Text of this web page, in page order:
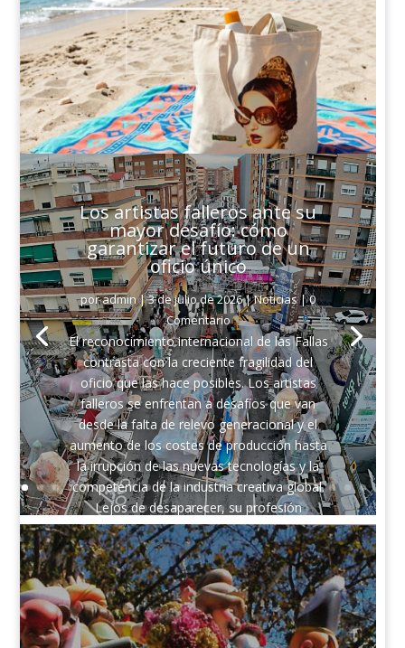
Los artistas falleros ante su
mayor desafío: cómo
garantizar el futuro de un
oficio único
poradmin|3 de julio de 2026|Noticias| 0
Comentario
El reconocimiento internacional de las Fallas
contrasta con la creciente fragilidad del
oficio que las hace posibles. Los artistas
falleros se enfrentan a desafíos que van
desde la falta de relevo generacional y el
aumento de los costes de producción hasta
la irrupción de las nuevas tecnologías y la
competencia de la industria creativa global.
Lejos de desaparecer, su profesión
evoluciona hacia un perfil que combina
artesanía, diseño, gestión, innovación y
conocimiento digital. Sin embargo, la
supervivencia del sector dependerá de su
capacidad para integrar tradición y
tecnología, diversificar su actividad y adaptar